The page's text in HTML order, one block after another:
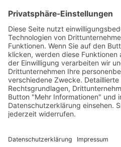
Büro
Montag – Donnerstag
Freitag 08:00